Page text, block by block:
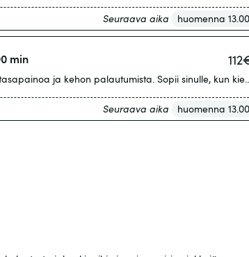
Seuraava aika huomenna 13.00
min 112
ja kehon palautumista. Sopii sinulle, kun
Seuraava aika huomenna 13.00